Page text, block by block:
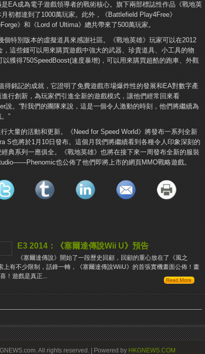
EA成為電子遊戲領導者的戰術核心。旗下兩部標誌性作品《戰地英
初都達到了1000萬玩家。此外，《Battlefield Play4Free》
》和《Lord of Ultima》總共帶來了500萬玩家。
個特別版本的虛擬道具來感謝社區。《戰地英雄》玩家可以在2012
這些錢可以用來購買遊戲中強大的武器、珍貴道具、小工具的物
獲得750Speed​​Boost(速度暴增)，可以用來購買超酷的跑車、外觀
得銘記的成就，它證明了免費遊戲市場爆炸性的發展和EA對數字產
行創新，為玩家們引進全新的遊戲模式，讓他們經常回來看
說。“對我們的團隊來說，這是一個令人激動的時刻，他們將繼續為
”
大量的活動和更新。《Need for Speed World》將發布一系列全新
S也將於1月10日發布。這個月我們將繼續看到各種令人印象深刻的
典系列一應俱全。《戰地英雄》也將在接下來一周發布全新的服裝
也公佈了他們即將上市的網頁MMO戰略遊戲。
E3 2014：《塞爾達傳說Wii U》預告
《塞爾達傳說》開始了一段歷史回顧，回顧的重心放在了《風之
上有不少限制，話鋒一轉，《塞爾達傳說WiiU》的首張實機畫面公佈！畫
！遊戲是真正...
All rights reserved. | Powered by HKGNEWS.COM